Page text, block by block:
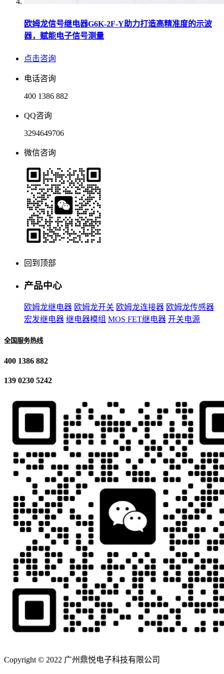
欧姆龙信号继电器G6K-2F-Y助力打造高精准度的示波
器，赋能电子信号测量
点击咨询
电话咨询
400 1386 882
QQ咨询
3294649706
微信咨询
回到顶部
产品中心
欧姆龙继电器 欧姆龙开关 欧姆龙连接器 欧姆龙传感器
宏发继电器 继电器模组 MOS FET继电器 开关电源
全国服务热线
400 1386 882
139 0230 5242
Copyright © 2022 广州鼎悦电子科技有限公司